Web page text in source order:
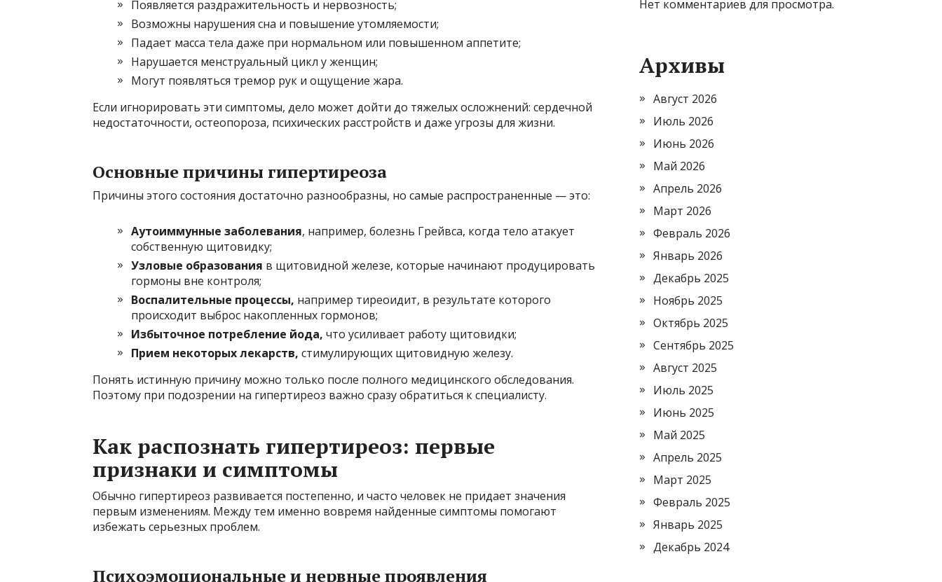
Появляется раздражительность и нервозность;
Возможны нарушения сна и повышение утомляемости;
Падает масса тела даже при нормальном или повышенном аппетите;
Нарушается менструальный цикл у женщин;
Могут появляться тремор рук и ощущение жара.
Если игнорировать эти симптомы, дело может дойти до тяжелых осложнений: сердечной
недостаточности, остеопороза, психических расстройств и даже угрозы для жизни.
Основные причины гипертиреоза
Причины этого состояния достаточно разнообразны, но самые распространенные — это:
Аутоиммунные заболевания, например, болезнь Грейвса, когда тело атакует
собственную щитовидку;
Узловые образования в щитовидной железе, которые начинают продуцировать
гормоны вне контроля;
Воспалительные процессы, например тиреоидит, в результате которого
происходит выброс накопленных гормонов;
Избыточное потребление йода, что усиливает работу щитовидки;
Прием некоторых лекарств, стимулирующих щитовидную железу.
Понять истинную причину можно только после полного медицинского обследования.
Поэтому при подозрении на гипертиреоз важно сразу обратиться к специалисту.
Как распознать гипертиреоз: первые
признаки и симптомы
Обычно гипертиреоз развивается постепенно, и часто человек не придает значения
первым изменениям. Между тем именно вовремя найденные симптомы помогают
избежать серьезных проблем.
Психоэмоциональные и нервные проявления
Нет комментариев для просмотра.
Архивы
Август 2026
Июль 2026
Июнь 2026
Май 2026
Апрель 2026
Март 2026
Февраль 2026
Январь 2026
Декабрь 2025
Ноябрь 2025
Октябрь 2025
Сентябрь 2025
Август 2025
Июль 2025
Июнь 2025
Май 2025
Апрель 2025
Март 2025
Февраль 2025
Январь 2025
Декабрь 2024